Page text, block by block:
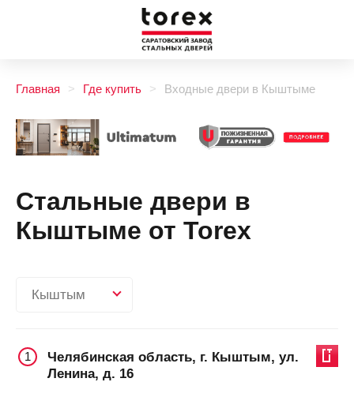
Главная Где купить Входные двери в Кыштыме
Стальные двери в
Кыштыме от Torex
Кыштым
1
Челябинская область, г. Кыштым, ул.
Ленина, д. 16